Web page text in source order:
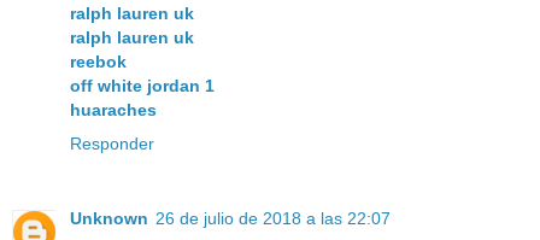
ralph lauren uk
ralph lauren uk
reebok
off white jordan 1
huaraches
Responder
Unknown 26 de julio de 2018 a las 22:07